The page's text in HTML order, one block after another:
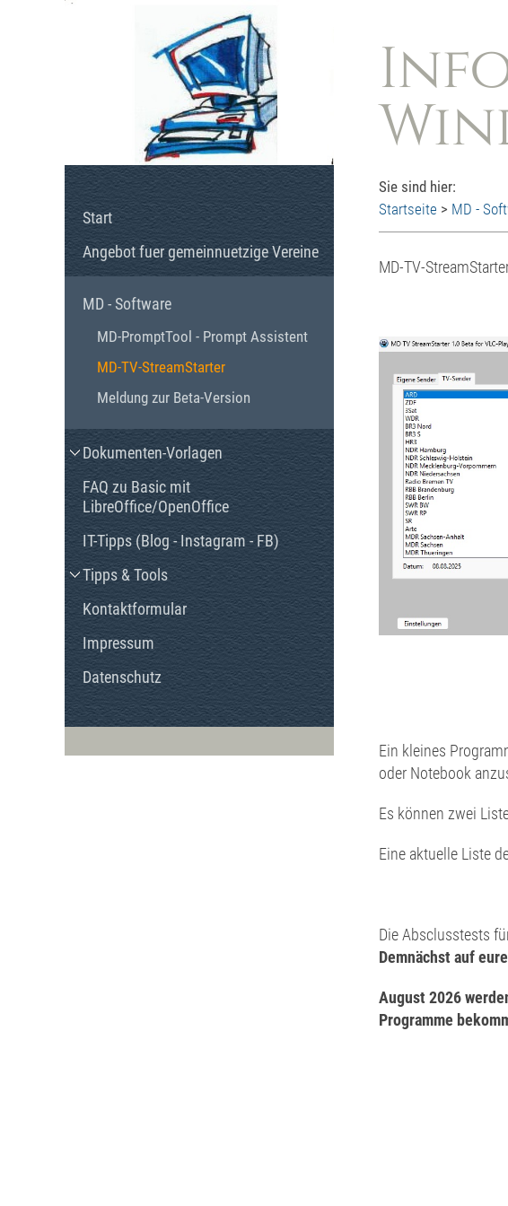
Sie sind hier:
Startseite > MD -
MD-TV-
Ein kleines
oder Notebook
Es können zwei
Eine aktuelle Liste
Die Absclusstests
Demnächst auf
August 2026
Programme
Start
Angebot fuer gemeinnuetzige Vereine
MD - Software
MD-PromptTool - Prompt Assistent
MD-TV-StreamStarter
Meldung zur Beta-Version
Dokumenten-Vorlagen
FAQ zu Basic mit
LibreOffice/OpenOffice
IT-Tipps (Blog - Instagram - FB)
Tipps & Tools
Kontaktformular
Impressum
Datenschutz